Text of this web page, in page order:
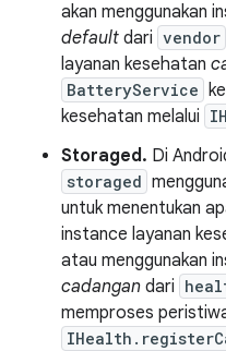
akan menggunakan
default dari vendor
layanan kesehatan
BatteryService
kesehatan melalui
Storaged. Di
storaged
untuk menentukan
instance layanan
atau menggunakan
cadangan dari
memproses